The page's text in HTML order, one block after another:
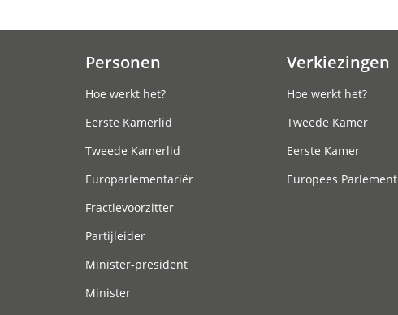
Personen
Hoe werkt het?
Eerste Kamerlid
Tweede Kamerlid
Europarlementariër
Fractievoorzitter
Partijleider
Minister-president
Minister
Verkiezingen
Hoe werkt het?
Tweede Kamer
Eerste Kamer
Europees Parlement